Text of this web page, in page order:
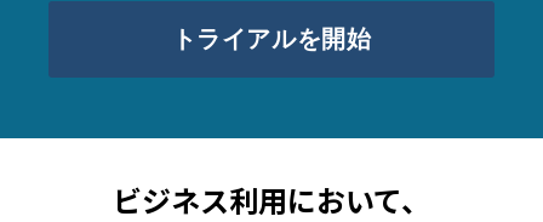
トライアルを開始
ビジネス利用において、